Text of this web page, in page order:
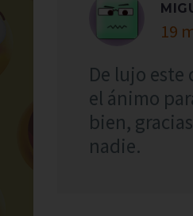
19
De lujo
el ánimo
bien,
nadie.